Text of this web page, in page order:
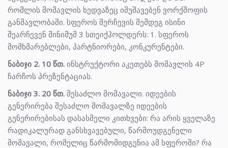
რომლის მომავლის ხედვაზეც იმუშავებენ ვორქშოფის
განმავლობაში. სფეროს შერჩევის შემდეგ ისინი
შეარჩევენ მინიმუმ 3 სთეიქჰოლდერს: 1. სფეროს
მომხმარებლები, პარტნიორები, კონკურენტები.
ნაბიჯი 2. 10 წთ. ინსტრუქტორი აკეთებს მომავლის 4P
ჩარჩოს პრეზენტაციას.
ნაბიჯი 3. 20 წთ. შესაძლო მომავალი. იდეების
გენერირება შესაძლო მომავალზე იდეების
გენერირებისას დასასმელი კითხვები: რა არის ყველაზე
რადიკალურად განსხვავებული, წარმოუდგენელი
მომავალი, რომელიც წარმომიდგენია ამ სფეროში? რა